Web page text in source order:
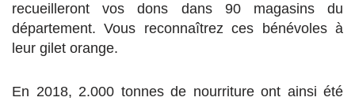
recueilleront vos dons dans 90 magasins du
département. Vous reconnaîtrez ces bénévoles à
leur gilet orange.
En 2018, 2.000 tonnes de nourriture ont ainsi été